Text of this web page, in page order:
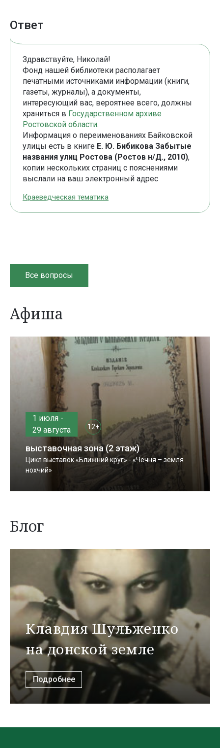
Ответ
Здравствуйте, Николай!
Фонд нашей библиотеки располагает
печатными источниками информации (книги,
газеты, журналы), а документы,
интересующий вас, вероятнее всего, должны
храниться в Государственном архиве
Ростовской области.
Информация о переименованиях Байковской
улицы есть в книге Е. Ю. Бибикова Забытые
названия улиц Ростова (Ростов н/Д., 2010),
копии нескольких страниц с пояснениями
выслали на ваш электронный адрес
Краеведческая тематика
Все вопросы
Афиша
1 июля -
29 августа
12+
выставочная зона (2 этаж)
Цикл выставок «Ближний круг» - «Чечня – земля
нохчий»
Блог
Клавдия Шульженко
на донской земле
Подробнее